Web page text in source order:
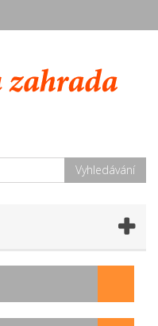
Vyhledávání